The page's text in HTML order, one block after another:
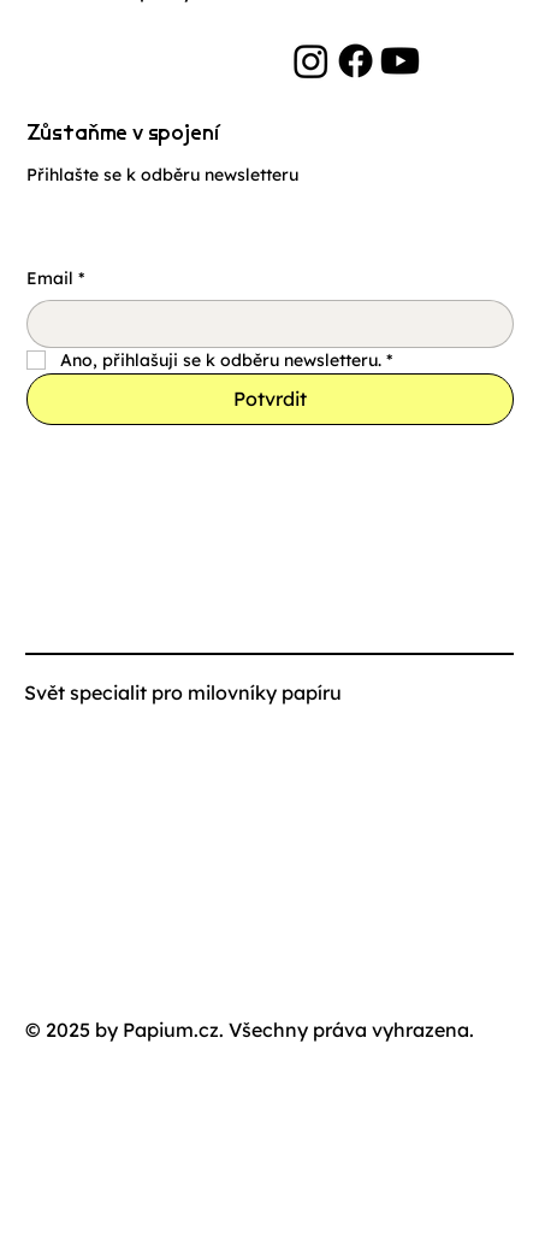
Svět specialit pro milovníky papíru
© 2025 by Papium.cz. Všechny práva vyhrazena.
Zůstaňme v spojení
Přihlašte se k odběru newsletteru
Email *
Ano, přihlašuji se k odběru newsletteru. *
Potvrdit